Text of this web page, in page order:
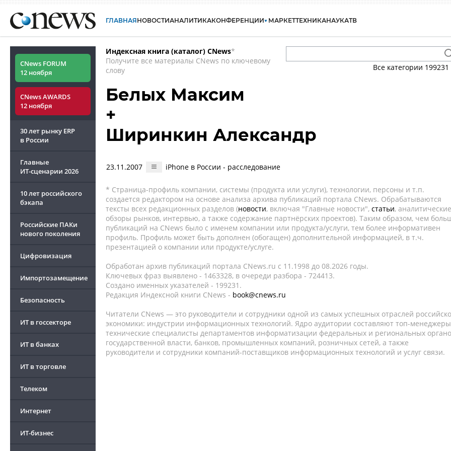
ГЛАВНАЯНОВОСТИАНАЛИТИКАКОНФЕРЕНЦИИ МАРКЕТТЕХНИКАНАУКАТВ
CNews FORUM
12 ноября
CNews AWARDS
12 ноября
30 лет рынку ERP
в России
Главные
ИТ-сценарии 2026
10 лет российского
бэкапа
Российские ПАКи
нового поколения
Цифровизация
Импортозамещение
Безопасность
ИТ в госсекторе
ИТ в банках
ИТ в торговле
Телеком
Интернет
ИТ-бизнес
Индексная книга (каталог) CNews*
Получите все материалы CNews по ключевому
слову
Все категории 199231
Белых Максим
+
Ширинкин Александр
23.11.2007 iPhone в России - расследование
* Страница-профиль компании, системы (продукта или услуги), технологии, персоны и т.п.
создается редактором на основе анализа архива публикаций портала CNews. Обрабатываются
тексты всех редакционных разделов (новости, включая "Главные новости", статьи, аналитические
обзоры рынков, интервью, а также содержание партнёрских проектов). Таким образом, чем
публикаций на CNews было с именем компании или продукта/услуги, тем более информативен
профиль. Профиль может быть дополнен (обогащен) дополнительной информацией, в т.ч.
презентацией о компании или продукте/услуге.
Обработан архив публикаций портала CNews.ru c 11.1998 до 08.2026 годы.
Ключевых фраз выявлено - 1463328, в очереди разбора - 724413.
Создано именных указателей - 199231.
Редакция Индексной книги CNews - book@cnews.ru
Читатели CNews — это руководители и сотрудники одной из самых успешных отраслей
экономики: индустрии информационных технологий. Ядро аудитории составляют топ-
технические специалисты департаментов информатизации федеральных и региональных
государственной власти, банков, промышленных компаний, розничных сетей, а также
руководители и сотрудники компаний-поставщиков информационных технологий и услуг связи.